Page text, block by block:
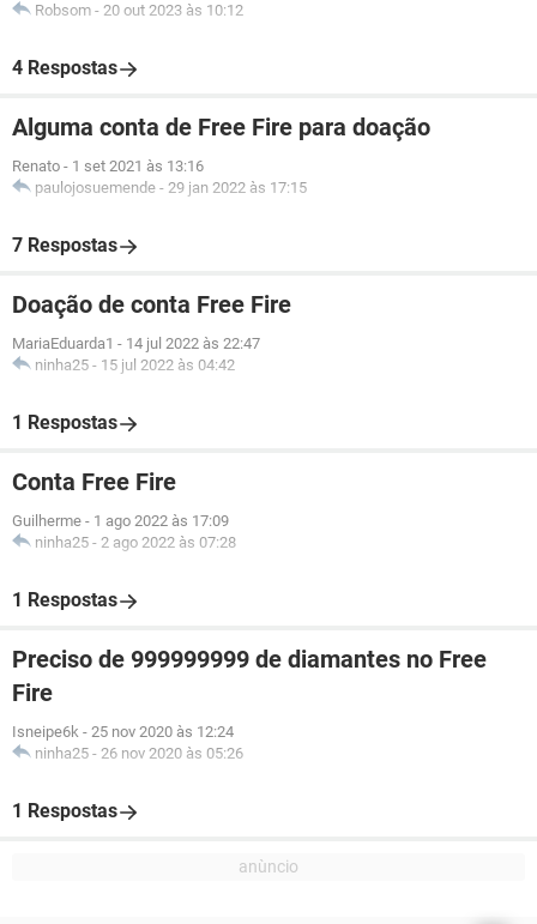
Robsom - 20 out 2023 às 10:12
4 Respostas
Alguma conta de Free Fire para doação
Renato - 1 set 2021 às 13:16
paulojosuemende - 29 jan 2022 às 17:15
7 Respostas
Doação de conta Free Fire
MariaEduarda1 - 14 jul 2022 às 22:47
ninha25 - 15 jul 2022 às 04:42
1 Respostas
Conta Free Fire
Guilherme - 1 ago 2022 às 17:09
ninha25 - 2 ago 2022 às 07:28
1 Respostas
Preciso de 999999999 de diamantes no Free
Fire
Isneipe6k - 25 nov 2020 às 12:24
ninha25 - 26 nov 2020 às 05:26
1 Respostas